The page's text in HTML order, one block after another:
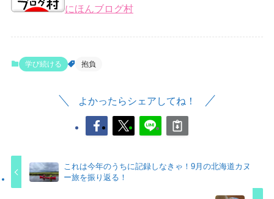
にほんブログ村
学び続ける 抱負
よかったらシェアしてね！
これは今年のうちに記録しなきゃ！9月の北海道カヌ
ー旅を振り返る！